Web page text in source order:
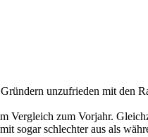
unzufrieden mit den
Vergleich zum Vorjahr.
sogar schlechter aus als